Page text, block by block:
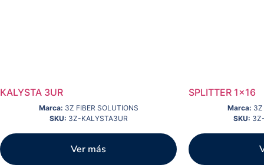
KALYSTA 3UR
Marca: 3Z FIBER SOLUTIONS
SKU: 3Z-KALYSTA3UR
Ver más
SPLITTER 1×16
Marca: 3Z
SKU: